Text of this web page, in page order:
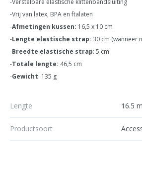
-Verstelbare elastische klittenbandsluiting
-Vrij van latex, BPA en ftalaten
-Afmetingen kussen: 16,5 x 10 cm
-Lengte elastische strap: 30 cm (wanneer
-Breedte elastische strap: 5 cm
-Totale lengte: 46,5 cm
-Gewicht: 135 g
Lengte 16.5
Productsoort